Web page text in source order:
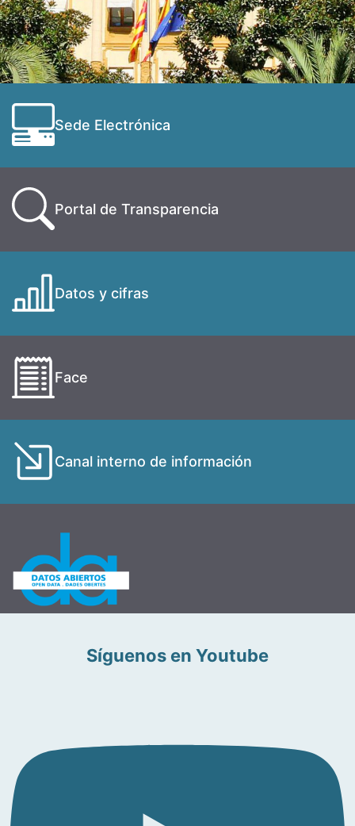
Sede Electrónica
Portal de Transparencia
Datos y cifras
Face
Canal interno de información
Síguenos en Youtube